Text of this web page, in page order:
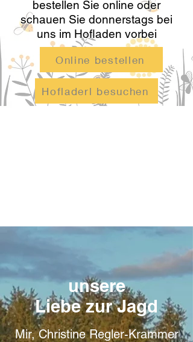
bestellen Sie online oder
schauen Sie donnerstags bei
uns im Hofladen vorbei
Online bestellen
Hofladerl besuchen
unsere
Liebe zur Jagd
Mir, Christine Regler-Krammer